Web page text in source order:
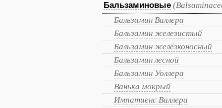
Бальзаминовые
Бальзамин Валлера
Бальзамин железистый
Бальзамин желёзконосный
Бальзамин лесной
Бальзамин Уоллера
Ванька мокрый
Импатиенс Валлера